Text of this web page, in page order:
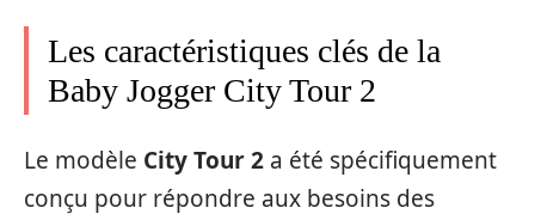
Les caractéristiques clés de la
Baby Jogger City Tour 2
Le modèle City Tour 2 a été spécifiquement
conçu pour répondre aux besoins des